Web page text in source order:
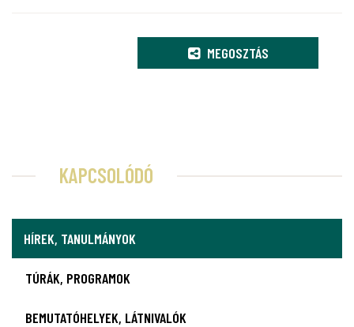
MEGOSZTÁS
KAPCSOLÓDÓ
HÍREK, TANULMÁNYOK
TÚRÁK, PROGRAMOK
BEMUTATÓHELYEK, LÁTNIVALÓK